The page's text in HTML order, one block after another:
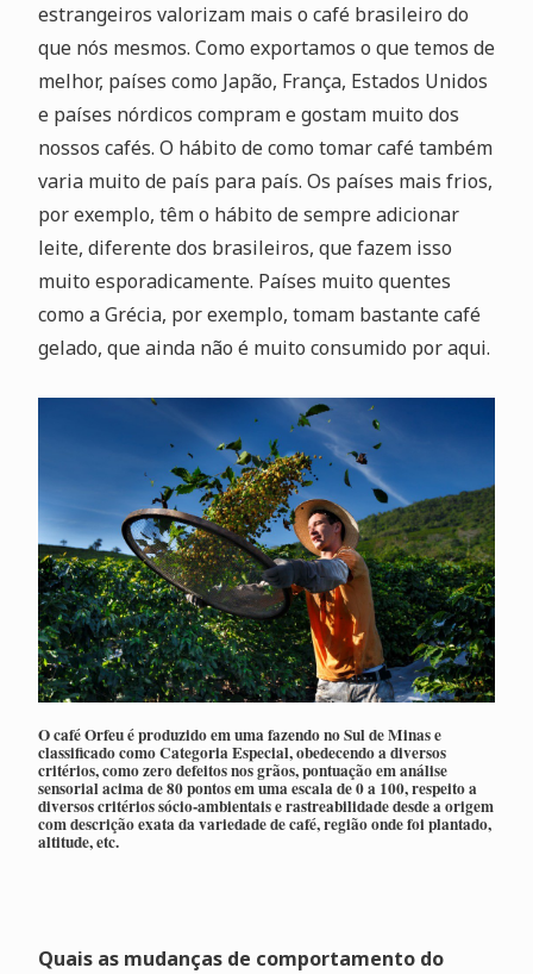
estrangeiros valorizam mais o café brasileiro do
que nós mesmos. Como exportamos o que temos de
melhor, países como Japão, França, Estados Unidos
e países nórdicos compram e gostam muito dos
nossos cafés. O hábito de como tomar café também
varia muito de país para país. Os países mais frios,
por exemplo, têm o hábito de sempre adicionar
leite, diferente dos brasileiros, que fazem isso
muito esporadicamente. Países muito quentes
como a Grécia, por exemplo, tomam bastante café
gelado, que ainda não é muito consumido por aqui.
O café Orfeu é produzido em uma fazendo no Sul de Minas e
classificado como Categoria Especial, obedecendo a diversos
critérios, como zero defeitos nos grãos, pontuação em análise
sensorial acima de 80 pontos em uma escala de 0 a 100, respeito a
diversos critérios sócio-ambientais e rastreabilidade desde a origem
com descrição exata da variedade de café, região onde foi plantado,
altitude, etc.
Quais as mudanças de comportamento do